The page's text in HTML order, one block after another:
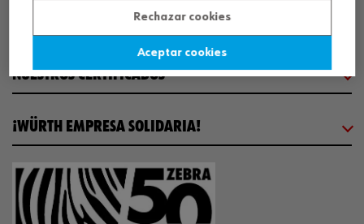
NUESTROS CERTIFICADOS
¡WÜRTH EMPRESA SOLIDARIA!
Rechazar cookies
Aceptar cookies